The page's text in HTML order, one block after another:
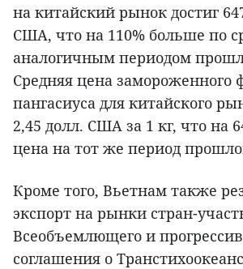
на китайский рынок достиг
США, что на 110% больше по
аналогичным периодом
Средняя цена замороженного
пангасиуса для китайского
2,45 долл. США за 1 кг, что на
цена на тот же период
Кроме того, Вьетнам также
экспорт на рынки стран-
Всеобъемлющего и
соглашения о